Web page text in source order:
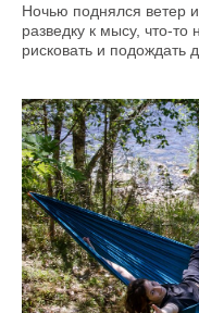
Ночью поднялся ветер
разведку к мысу, что-
рисковать и подождать